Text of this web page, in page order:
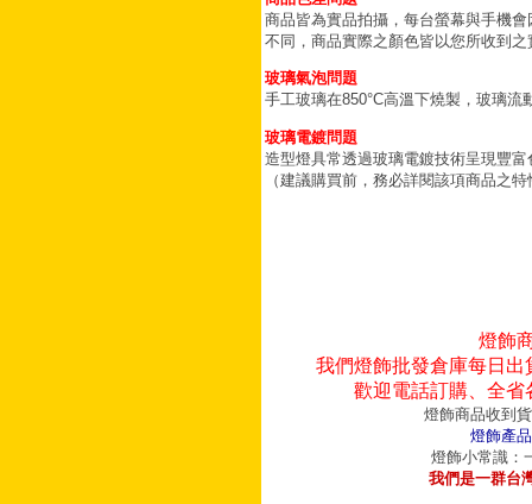
商品皆為實品拍攝，每台螢幕與手機
不同，商品實際之顏色皆以您所收到之
玻璃氣泡問題
手工玻璃在850°C高溫下燒製，玻璃
玻璃電鍍問題
造型燈具常透過玻璃電鍍技術呈現豐
（建議購買前，務必詳閱該項商品之
燈飾
我們燈飾批發倉庫每日
歡迎電話訂購、全
燈飾商品收到
燈飾產
燈飾小常識：
我們是一群台